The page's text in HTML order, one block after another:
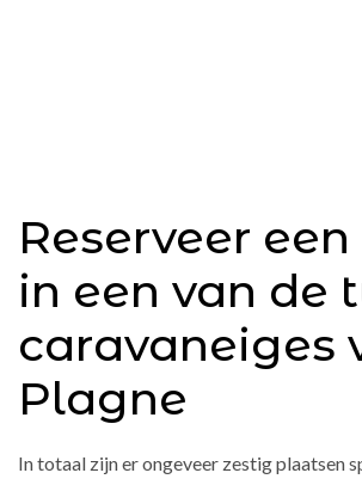
Reserveer
in een van de
caravaneiges
Plagne
In totaal zijn er ongeveer zestig plaatsen